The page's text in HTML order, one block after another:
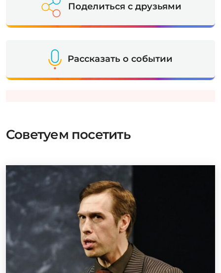
Поделиться с друзьями
Рассказать о событии
Советуем посетить